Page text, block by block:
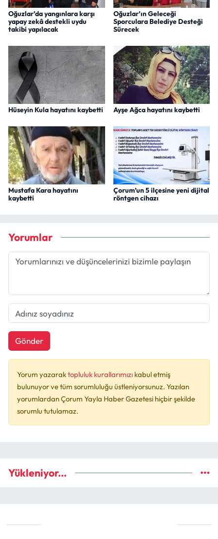
Oğuzlar’da yangınlara karşı
yapay zekâ destekli uydu
takibi yapılacak
Oğuzlar’ın Geleceği
Sporculara Belediye Desteği
Sürecek
Hüseyin Kula hayatını kaybetti Ayşe Ağca hayatını kaybetti
Mustafa Kara hayatını
kaybetti
Çorum’un 5 ilçesine yeni dijital
röntgen cihazı
Yorumlar
Gönder
Yorum yazaraktopluluk kurallarımızı kabul etmiş
bulunuyor ve tüm sorumluluğu üstleniyorsunuz. Yazılan
yorumlardan Çorum Yayla Haber Gazetesi hiçbir şekilde
sorumlu tutulamaz.
Yükleniyor...